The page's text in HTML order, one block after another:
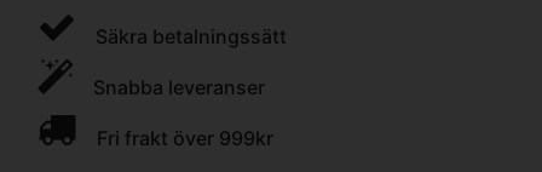
Säkra betalningssätt
Snabba leveranser
Fri frakt över 999kr